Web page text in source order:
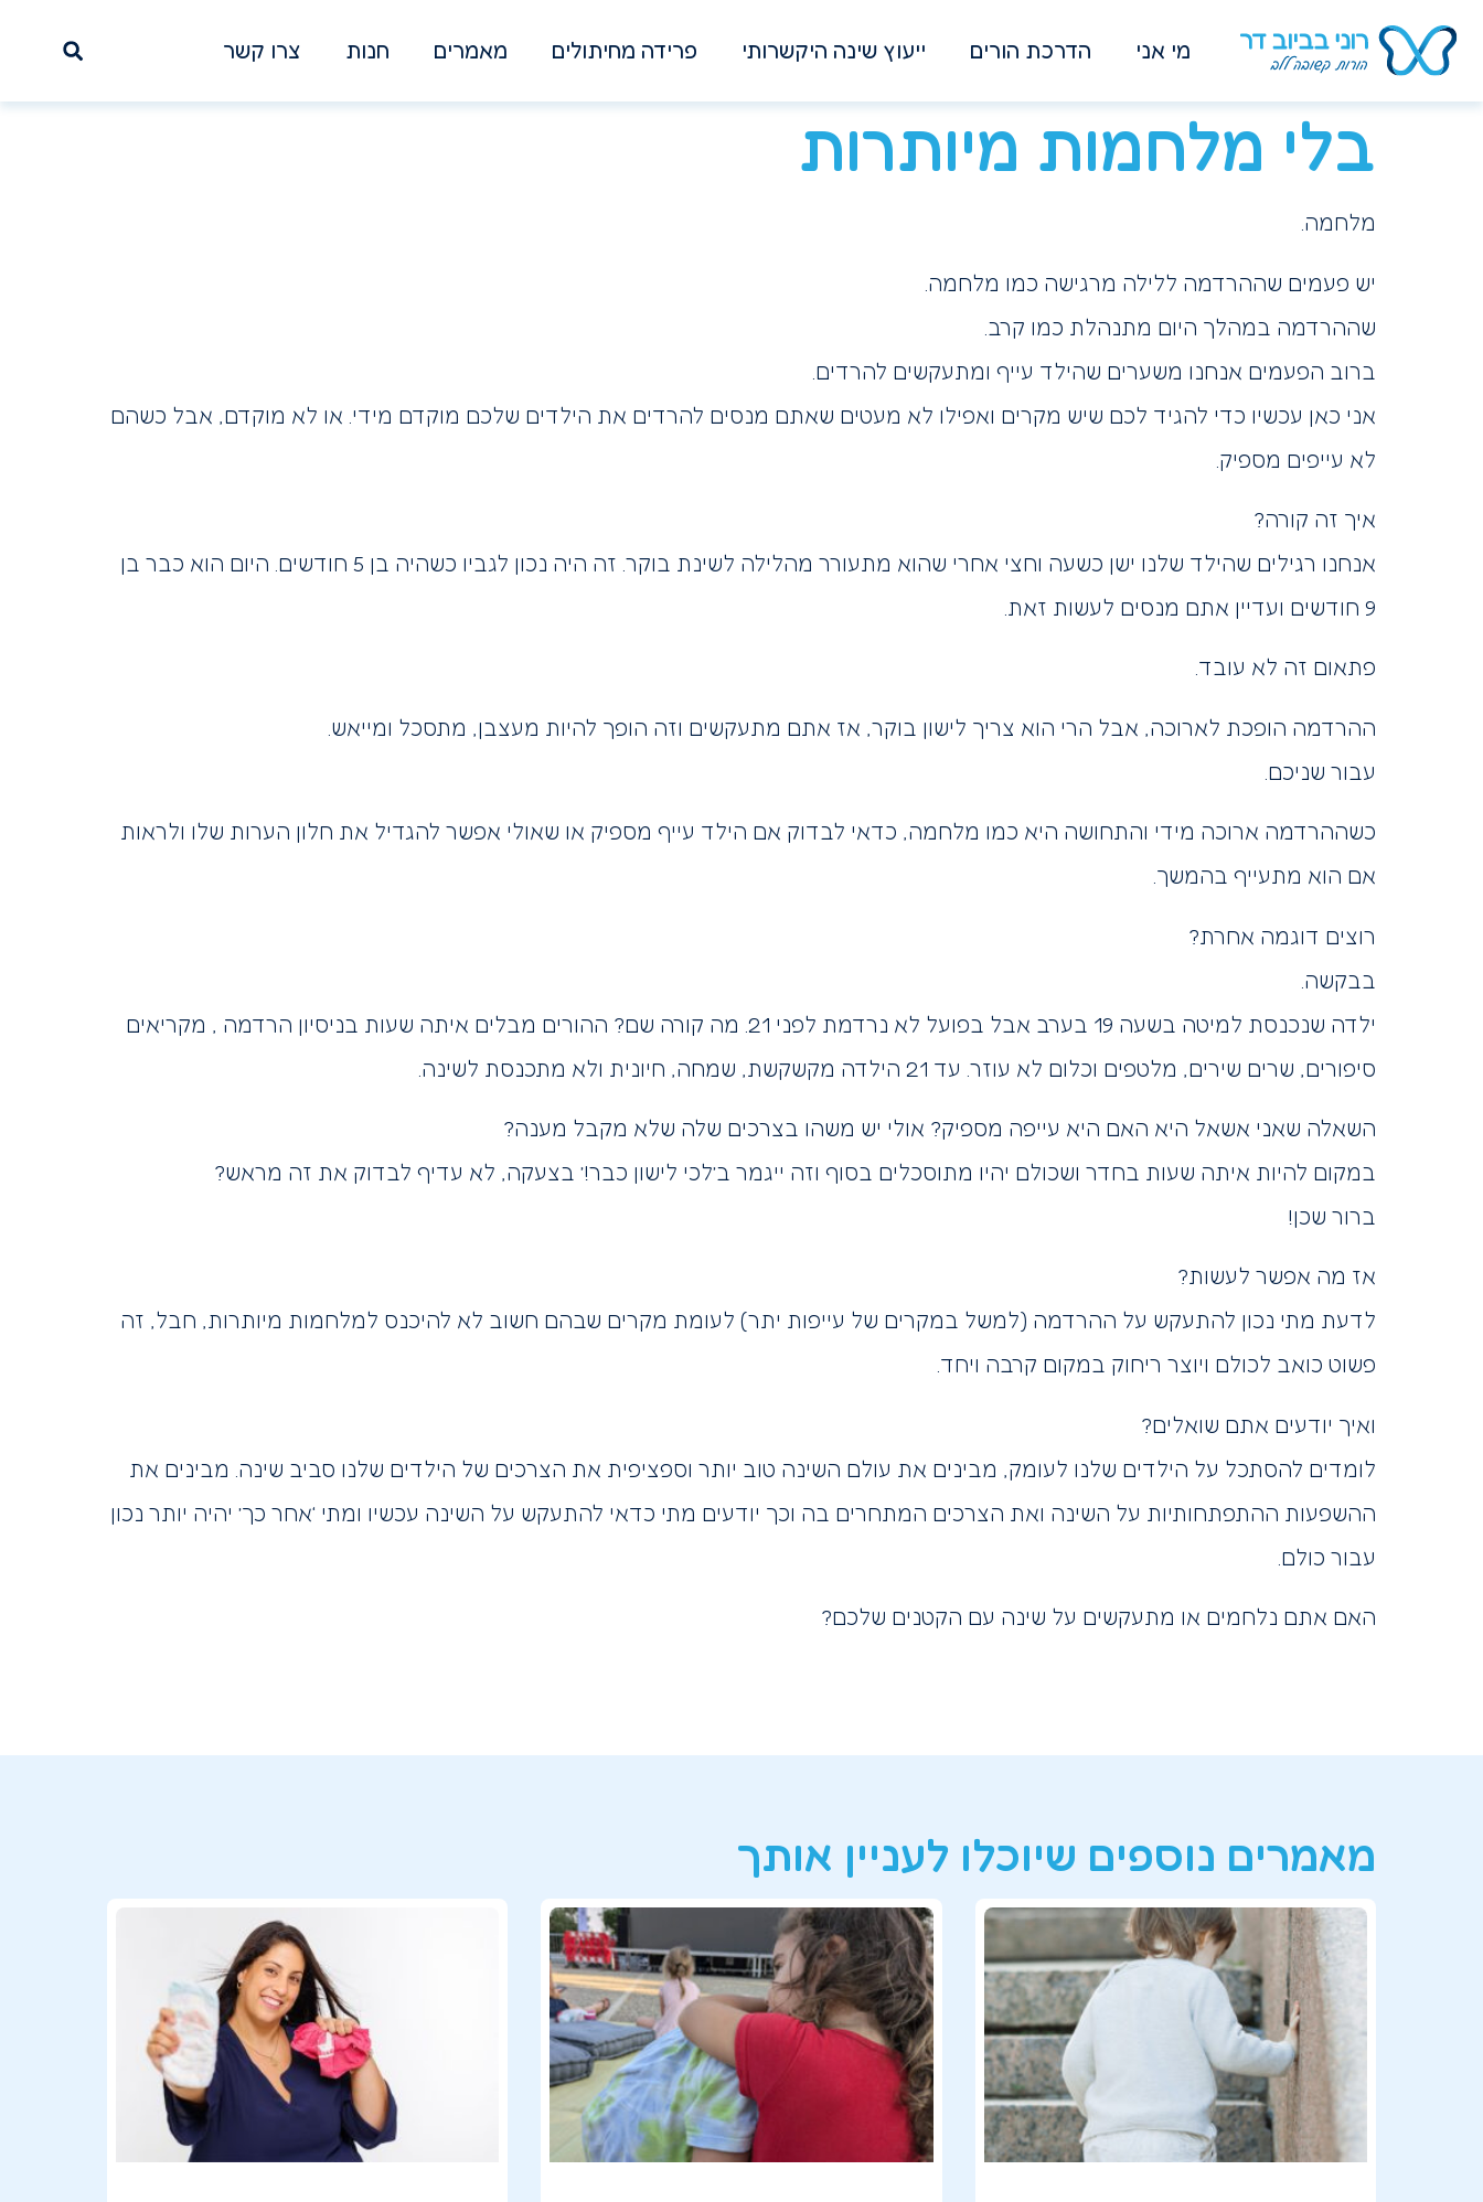
מי אני הדרכת הורים ייעוץ שינה היקשרותי פרידה מחיתולים מאמרים חנות צרו קשר
בלי מלחמות מיותרות
מלחמה.
יש פעמים שההרדמה ללילה מרגישה כמו מלחמה.
שההרדמה במהלך היום מתנהלת כמו קרב.
ברוב הפעמים אנחנו משערים שהילד עייף ומתעקשים להרדים.
אני כאן עכשיו כדי להגיד לכם שיש מקרים ואפילו לא מעטים שאתם מנסים להרדים את הילדים שלכם מוקדם מידי. או לא מוקדם, אבל כשהם
לא עייפים מספיק.
איך זה קורה?
אנחנו רגילים שהילד שלנו ישן כשעה וחצי אחרי שהוא מתעורר מהלילה לשינת בוקר. זה היה נכון לגביו כשהיה בן 5 חודשים. היום הוא כבר בן
9 חודשים ועדיין אתם מנסים לעשות זאת.
פתאום זה לא עובד.
ההרדמה הופכת לארוכה, אבל הרי הוא צריך לישון בוקר, אז אתם מתעקשים וזה הופך להיות מעצבן, מתסכל ומייאש.
עבור שניכם.
כשההרדמה ארוכה מידי והתחושה היא כמו מלחמה, כדאי לבדוק אם הילד עייף מספיק או שאולי אפשר להגדיל את חלון הערות שלו ולראות
אם הוא מתעייף בהמשך.
רוצים דוגמה אחרת?
בבקשה.
ילדה שנכנסת למיטה בשעה 19 בערב אבל בפועל לא נרדמת לפני 21. מה קורה שם? ההורים מבלים איתה שעות בניסיון הרדמה , מקריאים
סיפורים, שרים שירים, מלטפים וכלום לא עוזר. עד 21 הילדה מקשקשת, שמחה, חיונית ולא מתכנסת לשינה.
השאלה שאני אשאל היא האם היא עייפה מספיק? אולי יש משהו בצרכים שלה שלא מקבל מענה?
במקום להיות איתה שעות בחדר ושכולם יהיו מתוסכלים בסוף וזה ייגמר ב’לכי לישון כבר!’ בצעקה, לא עדיף לבדוק את זה מראש?
ברור שכן!
אז מה אפשר לעשות?
לדעת מתי נכון להתעקש על ההרדמה (למשל במקרים של עייפות יתר) לעומת מקרים שבהם חשוב לא להיכנס למלחמות מיותרות, חבל, זה
פשוט כואב לכולם ויוצר ריחוק במקום קרבה ויחד.
ואיך יודעים אתם שואלים?
לומדים להסתכל על הילדים שלנו לעומק, מבינים את עולם השינה טוב יותר וספציפית את הצרכים של הילדים שלנו סביב שינה. מבינים את
ההשפעות ההתפתחותיות על השינה ואת הצרכים המתחרים בה וכך יודעים מתי כדאי להתעקש על השינה עכשיו ומתי ‘אחר כך’ יהיה יותר נכון
עבור כולם.
האם אתם נלחמים או מתעקשים על שינה עם הקטנים שלכם?
מאמרים נוספים שיוכלו לעניין אותך